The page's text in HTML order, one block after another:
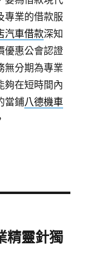
專業的借款服
汽車借款深知
優惠公會認證
無分期為專業
夠在短時間內
當鋪八德機車
精靈針獨